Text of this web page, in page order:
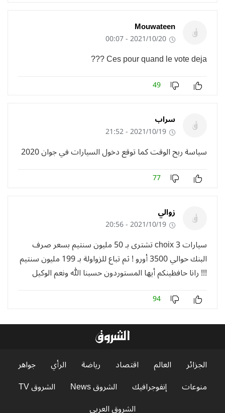
Mouwateen
2021/10/20 - 00:07
Ces pour quand le vote deja ???
49
سراب
2021/10/19 - 21:52
سياسة ربح الوقت كما توقع دخول السيارات في جوان 2020
77
زوالي
2021/10/19 - 20:56
سيارات choix 3 تشترى بـ 50 مليون سنتيم بسعر صرف
البنك حوالي 3500 أورو ! ثم تباع للزواولة بـ 199 مليون سنتيم
!!! رانا حافظينكم أيها المستوردون حسبنا الله ونعم الوكيل
94
الجزائر العالم اقتصاد رياضة الرأي
جواهر
منوعات
إنفوجرافيك الشروق News
الشروق TV
الشروق العربي